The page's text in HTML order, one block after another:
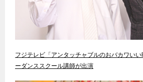
フジテレビ「アンタッチャブルのおバカワい
ーダンススクール講師が出演